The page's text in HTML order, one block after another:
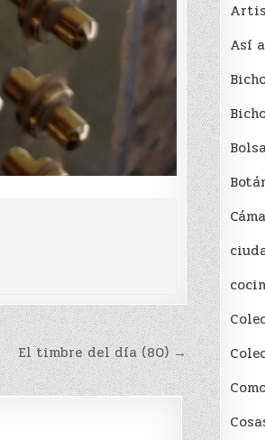
El timbre del día (80) →
Así